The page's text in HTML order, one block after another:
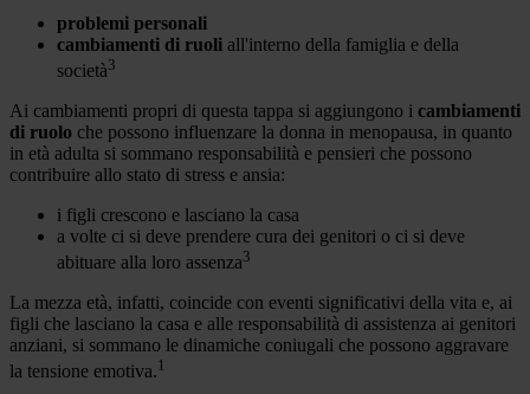
problemi personali
cambiamenti di ruoli all'interno della famiglia e della
società3
Ai cambiamenti propri di questa tappa si aggiungono i cambiamenti
di ruolo che possono influenzare la donna in menopausa, in quanto
in età adulta si sommano responsabilità e pensieri che possono
contribuire allo stato di stress e ansia:
i figli crescono e lasciano la casa
a volte ci si deve prendere cura dei genitori o ci si deve
abituare alla loro assenza3
La mezza età, infatti, coincide con eventi significativi della vita e, ai
figli che lasciano la casa e alle responsabilità di assistenza ai genitori
anziani, si sommano le dinamiche coniugali che possono aggravare
la tensione emotiva.1